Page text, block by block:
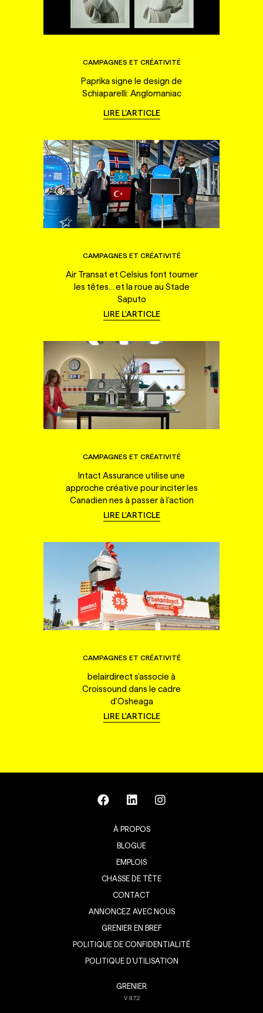
CAMPAGNES ET CRÉATIVITÉ
Paprika signe le design de
Schiaparelli: Anglomaniac
LIRE L'ARTICLE
CAMPAGNES ET CRÉATIVITÉ
Air Transat et Celsius font tourner
les têtes... et la roue au Stade
Saputo
LIRE L'ARTICLE
CAMPAGNES ET CRÉATIVITÉ
Intact Assurance utilise une
approche créative pour inciter les
Canadien·nes à passer à l'action
LIRE L'ARTICLE
CAMPAGNES ET CRÉATIVITÉ
belairdirect s'associe à
Croissound dans le cadre
d'Osheaga
LIRE L'ARTICLE
À PROPOS
BLOGUE
EMPLOIS
CHASSE DE TÊTE
CONTACT
ANNONCEZ AVEC NOUS
GRENIER EN BREF
POLITIQUE DE CONFIDENTIALITÉ
POLITIQUE D’UTILISATION
GRENIER
V8.7.2